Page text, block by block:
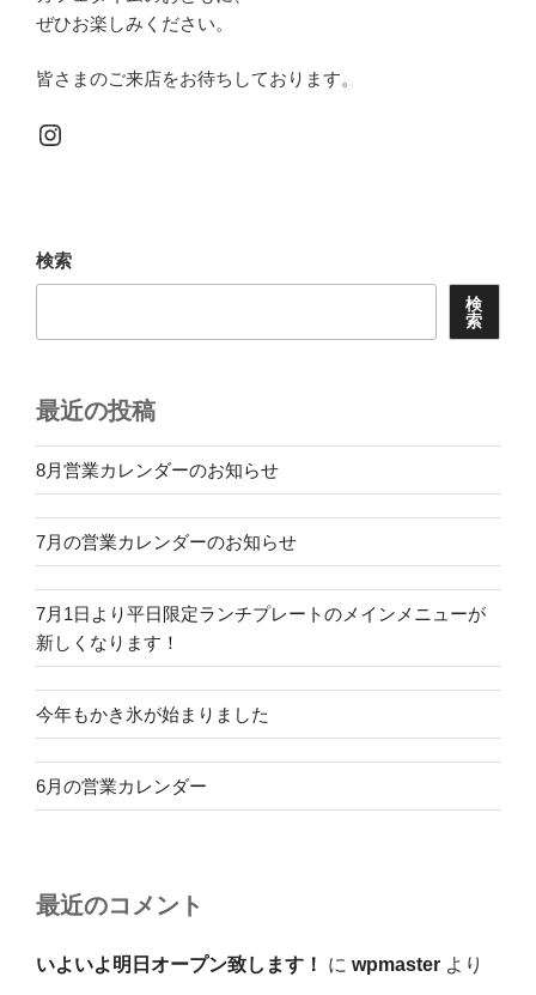
ぜひお楽しみください。
皆さまのご来店をお待ちしております。
Instagram
検索
検
索
最近の投稿
8月営業カレンダーのお知らせ
7月の営業カレンダーのお知らせ
7月1日より平日限定ランチプレートのメインメニューが
新しくなります！
今年もかき氷が始まりました
6月の営業カレンダー
最近のコメント
いよいよ明日オープン致します！ に wpmaster より